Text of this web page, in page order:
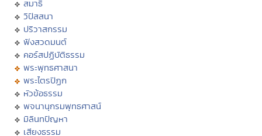
สมาธิ
วิปัสสนา
ปริวาสกรรม
ฟังสวดมนต์
คอร์สปฏิบัติธรรม
พระพุทธศาสนา
พระไตรปิฏก
หัวข้อธรรม
พจนานุกรมพุทธศาสน์
มิลินทปัญหา
เสียงธรรม